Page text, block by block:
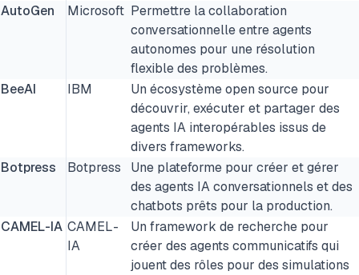
AutoGen
Microsoft Permettre la collaboration
conversationnelle entre agents
autonomes pour une résolution
flexible des problèmes.
BeeAI
IBM
Un écosystème open source pour
découvrir, exécuter et partager des
agents IA interopérables issus de
divers frameworks.
Botpress
Botpress
Une plateforme pour créer et gérer
des agents IA conversationnels et des
chatbots prêts pour la production.
CAMEL-IA CAMEL-
IA
Un framework de recherche pour
créer des agents communicatifs qui
jouent des rôles pour des simulations